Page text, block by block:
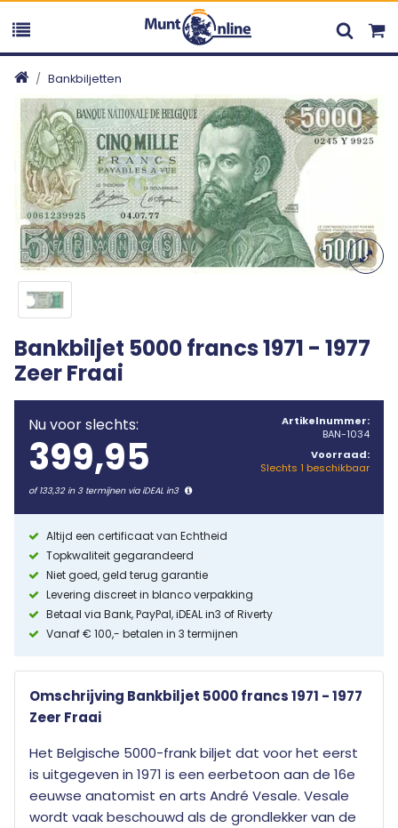
Bankbiljetten
Bankbiljet 5000 francs 1971 - 1977
Zeer Fraai
Nu voor slechts:
399,95
of 133,32 in 3 termijnen via iDEAL in3
Artikelnummer:
BAN-1034
Voorraad:
Slechts 1 beschikbaar
Altijd een certificaat van Echtheid
Topkwaliteit gegarandeerd
Niet goed, geld terug garantie
Levering discreet in blanco verpakking
Betaal via Bank, PayPal, iDEAL in3 of Riverty
Vanaf € 100,- betalen in 3 termijnen
Omschrijving Bankbiljet 5000 francs 1971 - 1977
Zeer Fraai
Het Belgische 5000-frank biljet dat voor het eerst
is uitgegeven in 1971 is een eerbetoon aan de 16e
eeuwse anatomist en arts André Vesale. Vesale
wordt vaak beschouwd als de grondlekker van de